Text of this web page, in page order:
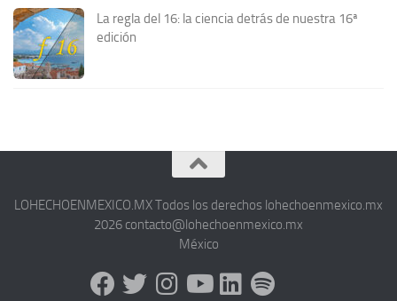
La regla del 16: la ciencia detrás de nuestra 16ª
edición
LOHECHOENMEXICO.MX Todos los derechos lohechoenmexico.mx
2026 contacto@lohechoenmexico.mx
México